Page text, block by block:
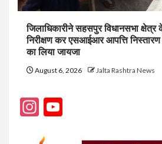
जिलाधिकारीने सहसपुर विधानसभा क्षेत्र
निरीक्षण कर एसआईआर आपत्ति
का लिया जायजा
August 6, 2026 Jalta Rashtra News
Instagram